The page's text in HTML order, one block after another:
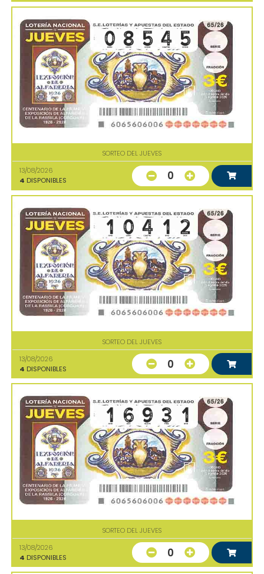
SORTEO DEL JUEVES
13/08/2026
4 DISPONIBLES 0
SORTEO DEL JUEVES
13/08/2026
4 DISPONIBLES 0
SORTEO DEL JUEVES
13/08/2026
4 DISPONIBLES 0